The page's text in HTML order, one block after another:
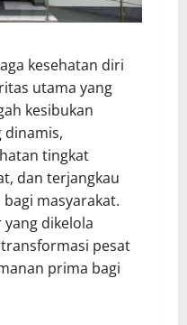
kesehatan diri
utama yang
kesibukan
dinamis,
tingkat
dan terjangkau
masyarakat.
yang dikelola
pesat
prima bagi